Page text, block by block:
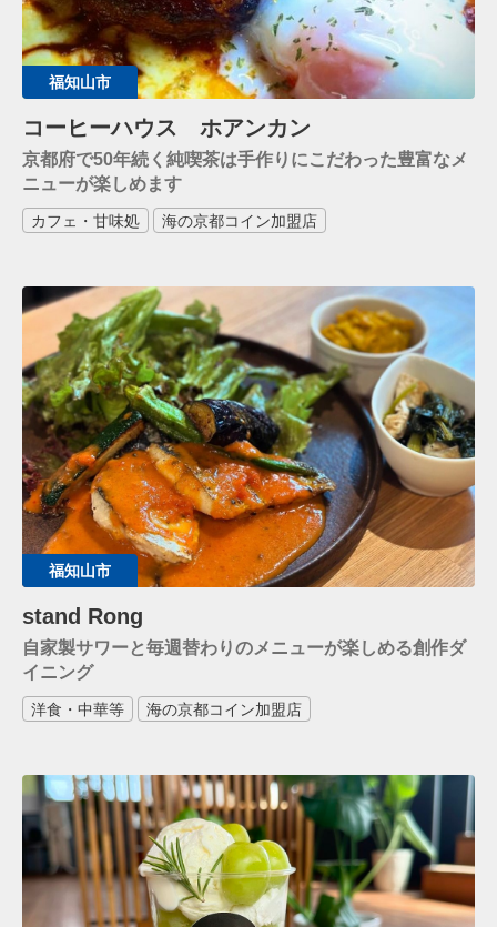
福知山市
コーヒーハウス ホアンカン
京都府で50年続く純喫茶は手作りにこだわった豊富なメ
ニューが楽しめます
カフェ・甘味処 海の京都コイン加盟店
福知山市
stand Rong
自家製サワーと毎週替わりのメニューが楽しめる創作ダ
イニング
洋食・中華等 海の京都コイン加盟店